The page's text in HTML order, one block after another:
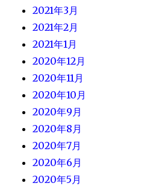
2021年3月
2021年2月
2021年1月
2020年12月
2020年11月
2020年10月
2020年9月
2020年8月
2020年7月
2020年6月
2020年5月